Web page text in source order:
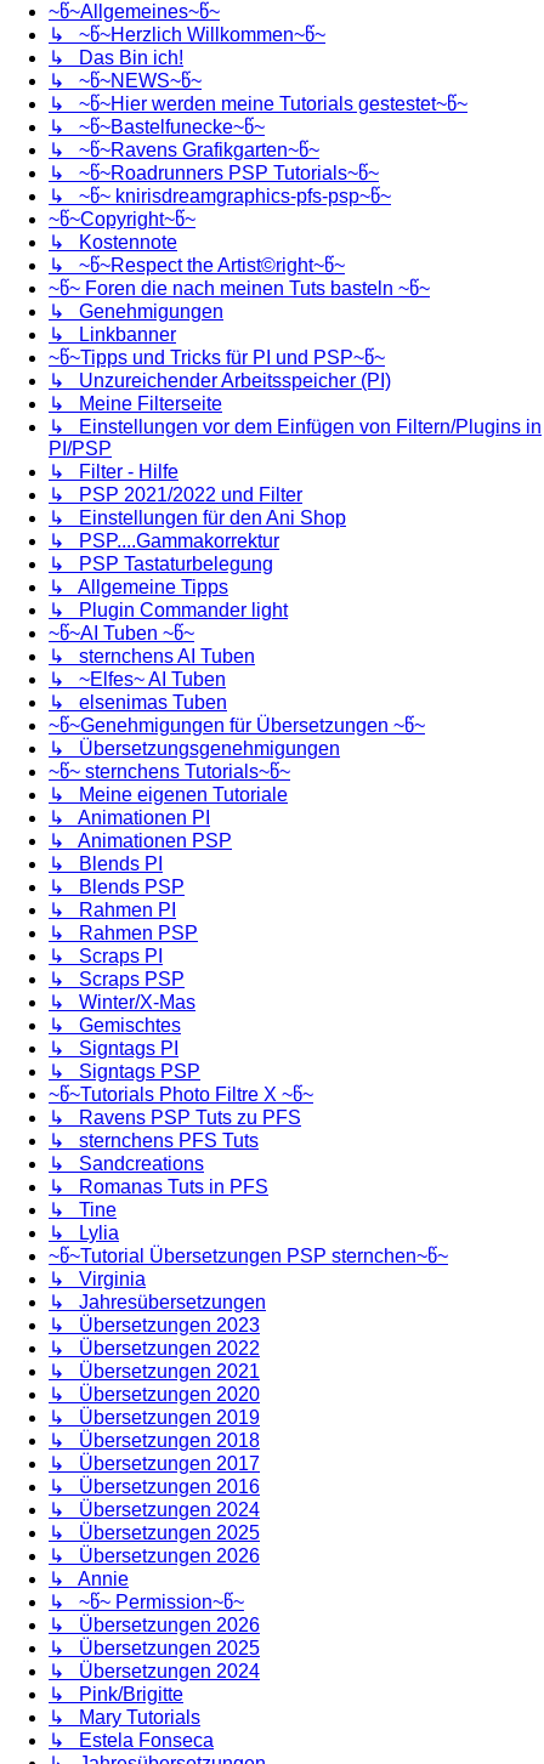
~წ~Allgemeines~წ~
↳ ~წ~Herzlich Willkommen~წ~
↳ Das Bin ich!
↳ ~წ~NEWS~წ~
↳ ~წ~Hier werden meine Tutorials gestestet~წ~
↳ ~წ~Bastelfunecke~წ~
↳ ~წ~Ravens Grafikgarten~წ~
↳ ~წ~Roadrunners PSP Tutorials~წ~
↳ ~წ~ knirisdreamgraphics-pfs-psp~წ~
~წ~Copyright~წ~
↳ Kostennote
↳ ~წ~Respect the Artist©right~წ~
~წ~ Foren die nach meinen Tuts basteln ~წ~
↳ Genehmigungen
↳ Linkbanner
~წ~Tipps und Tricks für PI und PSP~წ~
↳ Unzureichender Arbeitsspeicher (PI)
↳ Meine Filterseite
↳ Einstellungen vor dem Einfügen von Filtern/Plugins in
PI/PSP
↳ Filter - Hilfe
↳ PSP 2021/2022 und Filter
↳ Einstellungen für den Ani Shop
↳ PSP....Gammakorrektur
↳ PSP Tastaturbelegung
↳ Allgemeine Tipps
↳ Plugin Commander light
~წ~AI Tuben ~წ~
↳ sternchens AI Tuben
↳ ~Elfes~ AI Tuben
↳ elsenimas Tuben
~წ~Genehmigungen für Übersetzungen ~წ~
↳ Übersetzungsgenehmigungen
~წ~ sternchens Tutorials~წ~
↳ Meine eigenen Tutoriale
↳ Animationen PI
↳ Animationen PSP
↳ Blends PI
↳ Blends PSP
↳ Rahmen PI
↳ Rahmen PSP
↳ Scraps PI
↳ Scraps PSP
↳ Winter/X-Mas
↳ Gemischtes
↳ Signtags PI
↳ Signtags PSP
~წ~Tutorials Photo Filtre X ~წ~
↳ Ravens PSP Tuts zu PFS
↳ sternchens PFS Tuts
↳ Sandcreations
↳ Romanas Tuts in PFS
↳ Tine
↳ Lylia
~წ~Tutorial Übersetzungen PSP sternchen~წ~
↳ Virginia
↳ Jahresübersetzungen
↳ Übersetzungen 2023
↳ Übersetzungen 2022
↳ Übersetzungen 2021
↳ Übersetzungen 2020
↳ Übersetzungen 2019
↳ Übersetzungen 2018
↳ Übersetzungen 2017
↳ Übersetzungen 2016
↳ Übersetzungen 2024
↳ Übersetzungen 2025
↳ Übersetzungen 2026
↳ Annie
↳ ~წ~ Permission~წ~
↳ Übersetzungen 2026
↳ Übersetzungen 2025
↳ Übersetzungen 2024
↳ Pink/Brigitte
↳ Mary Tutorials
↳ Estela Fonseca